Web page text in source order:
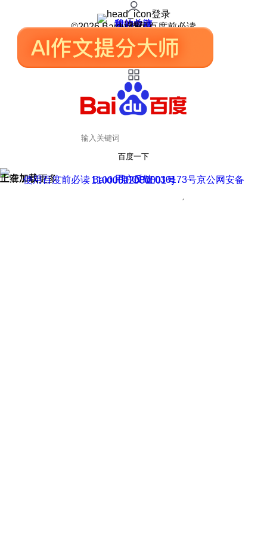
登录
我的关注
我的收藏
皮肤中心
用户反馈
设置
©2026 Baidu 使用百度前必读
百度一下
正在加载
上滑加载更多 用户反馈
使用百度前必读 Baidu 京ICP证030173号
京公网安备11000002000001号